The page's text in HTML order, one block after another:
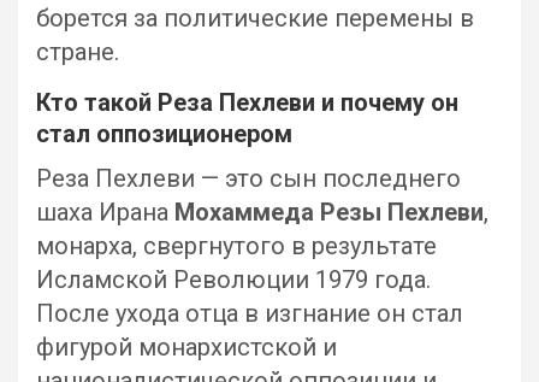
борется за политические перемены в
стране.
Кто такой Реза Пехлеви и почему он
стал оппозиционером
Реза Пехлеви — это сын последнего
шаха Ирана Мохаммеда Резы Пехлеви,
монарха, свергнутого в результате
Исламской Революции 1979 года.
После ухода отца в изгнание он стал
фигурой монархистской и